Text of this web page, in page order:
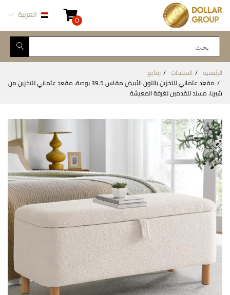
0 العربية
الرئيسية المنتجات
رفايع
مقعد عثماني للتخزين باللون الأبيض مقاس 39.5 بوصة، مقعد عثماني للتخزين من
شيربا، مسند للقدمين لغرفة المعيشة